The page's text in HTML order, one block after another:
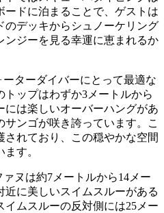
ードに泊まることで、ゲストは
のデッキからシュノーケリング
ンジーを見る幸運に恵まれるか
ーターダイバーにとって最適な
ップはわずか3メートルから
は楽しいオーバーハングがあ
サンゴが咲き誇っています。こ
れており、この穏やかな空間
す。
ァヌは約7メートルから14メー
近に美しいスイムスルーがある
ムスルーの反対側には25メー